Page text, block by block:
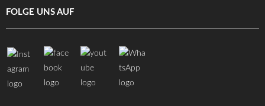
FOLGE UNS AUF